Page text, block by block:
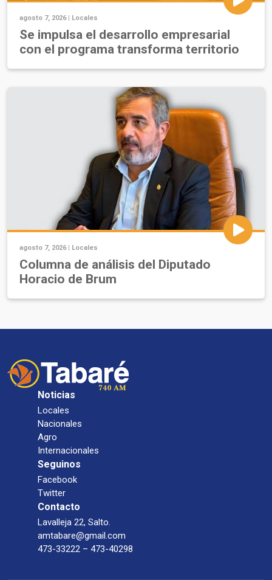
agosto 7, 2026 | Locales
Se impulsa el desarrollo empresarial
con el programa transforma territorio
agosto 7, 2026 | Locales
Columna de análisis del Diputado
Horacio de Brum
Noticias
Locales
Nacionales
Agro
Internacionales
Seguinos
Facebook
Twitter
Contacto
Lavalleja 22, Salto.
amtabare@gmail.com
473-33222 – 473-40298